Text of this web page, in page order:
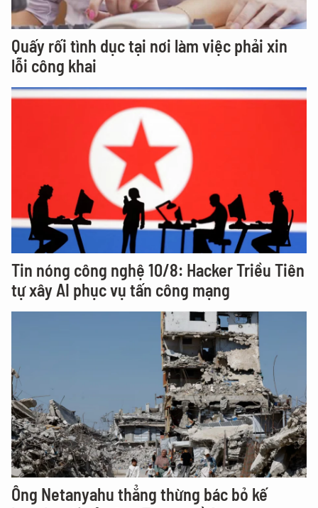
Quấy rối tình dục tại nơi làm việc phải xin
lỗi công khai
Tin nóng công nghệ 10/8: Hacker Triều Tiên
tự xây AI phục vụ tấn công mạng
Ông Netanyahu thẳng thừng bác bỏ kế